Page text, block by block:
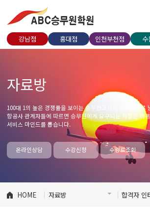
강남점 홍대점 인천부천점 수
자료방
100대 1의 높은 경쟁률을 보이는 승무원고시에 합격생으로
항공사 관계자들에 따르면 승무원에게 요구되는 자질은 아
서비스 마인드를 뽑습니다.
온라인상담 수강신청 수강료조회
HOME 자료방 합격자 인